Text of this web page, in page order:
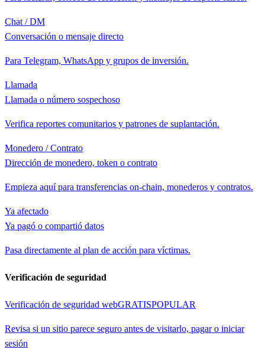
Chat / DM
Conversación o mensaje directo
Para Telegram, WhatsApp y grupos de inversión.
Llamada
Llamada o número sospechoso
Verifica reportes comunitarios y patrones de suplantación.
Monedero / Contrato
Dirección de monedero, token o contrato
Empieza aquí para transferencias on-chain, monederos y contratos.
Ya afectado
Ya pagó o compartió datos
Pasa directamente al plan de acción para víctimas.
Verificación de seguridad
Verificación de seguridad webGRATISPOPULAR
Revisa si un sitio parece seguro antes de visitarlo, pagar o iniciar
sesión